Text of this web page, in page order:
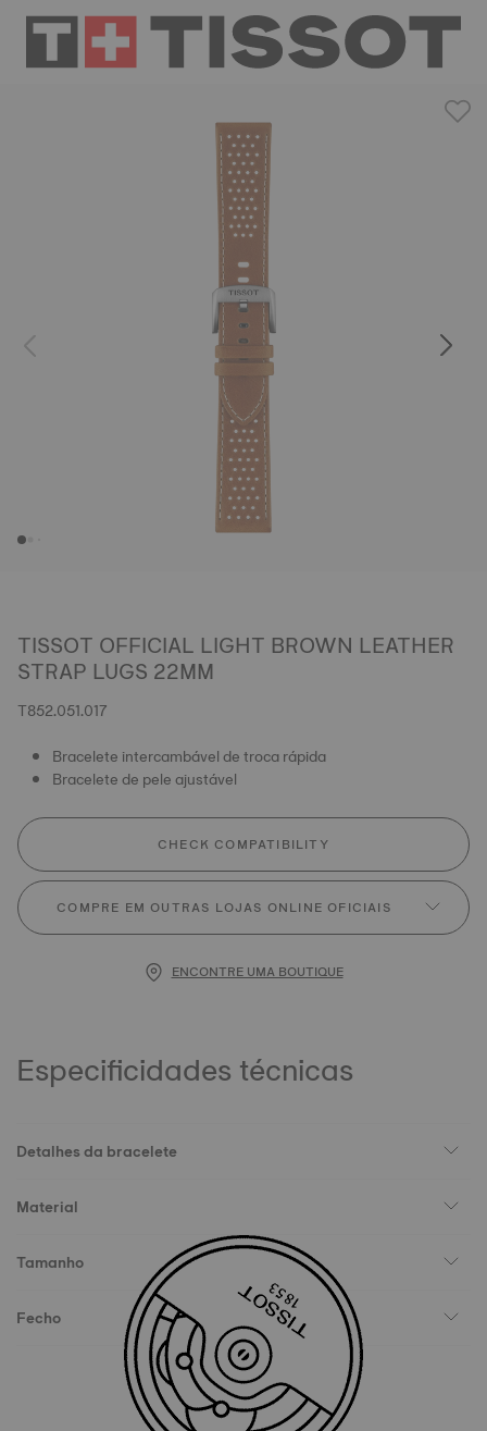
TISSOT OFFICIAL LIGHT BROWN LEATHER
STRAP LUGS 22MM
T852.051.017
Bracelete intercambável de troca rápida
Bracelete de pele ajustável
CHECK COMPATIBILITY
COMPRE EM OUTRAS LOJAS ONLINE OFICIAIS
ENCONTRE UMA BOUTIQUE
Especificidades técnicas
Detalhes da bracelete
Material
Tamanho
Fecho